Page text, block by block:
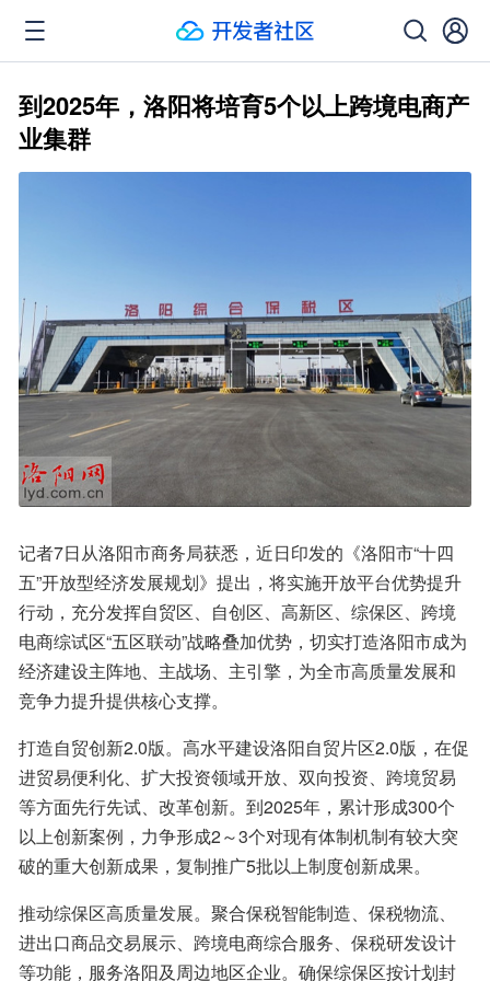
到2025年，洛阳将培育5个以上跨境电商产
业集群
记者7日从洛阳市商务局获悉，近日印发的《洛阳市“十四
五”开放型经济发展规划》提出，将实施开放平台优势提升
行动，充分发挥自贸区、自创区、高新区、综保区、跨境
电商综试区“五区联动”战略叠加优势，切实打造洛阳市成为
经济建设主阵地、主战场、主引擎，为全市高质量发展和
竞争力提升提供核心支撑。
打造自贸创新2.0版。高水平建设洛阳自贸片区2.0版，在促
进贸易便利化、扩大投资领域开放、双向投资、跨境贸易
等方面先行先试、改革创新。到2025年，累计形成300个
以上创新案例，力争形成2～3个对现有体制机制有较大突
破的重大创新成果，复制推广5批以上制度创新成果。
推动综保区高质量发展。聚合保税智能制造、保税物流、
进出口商品交易展示、跨境电商综合服务、保税研发设计
等功能，服务洛阳及周边地区企业。确保综保区按计划封